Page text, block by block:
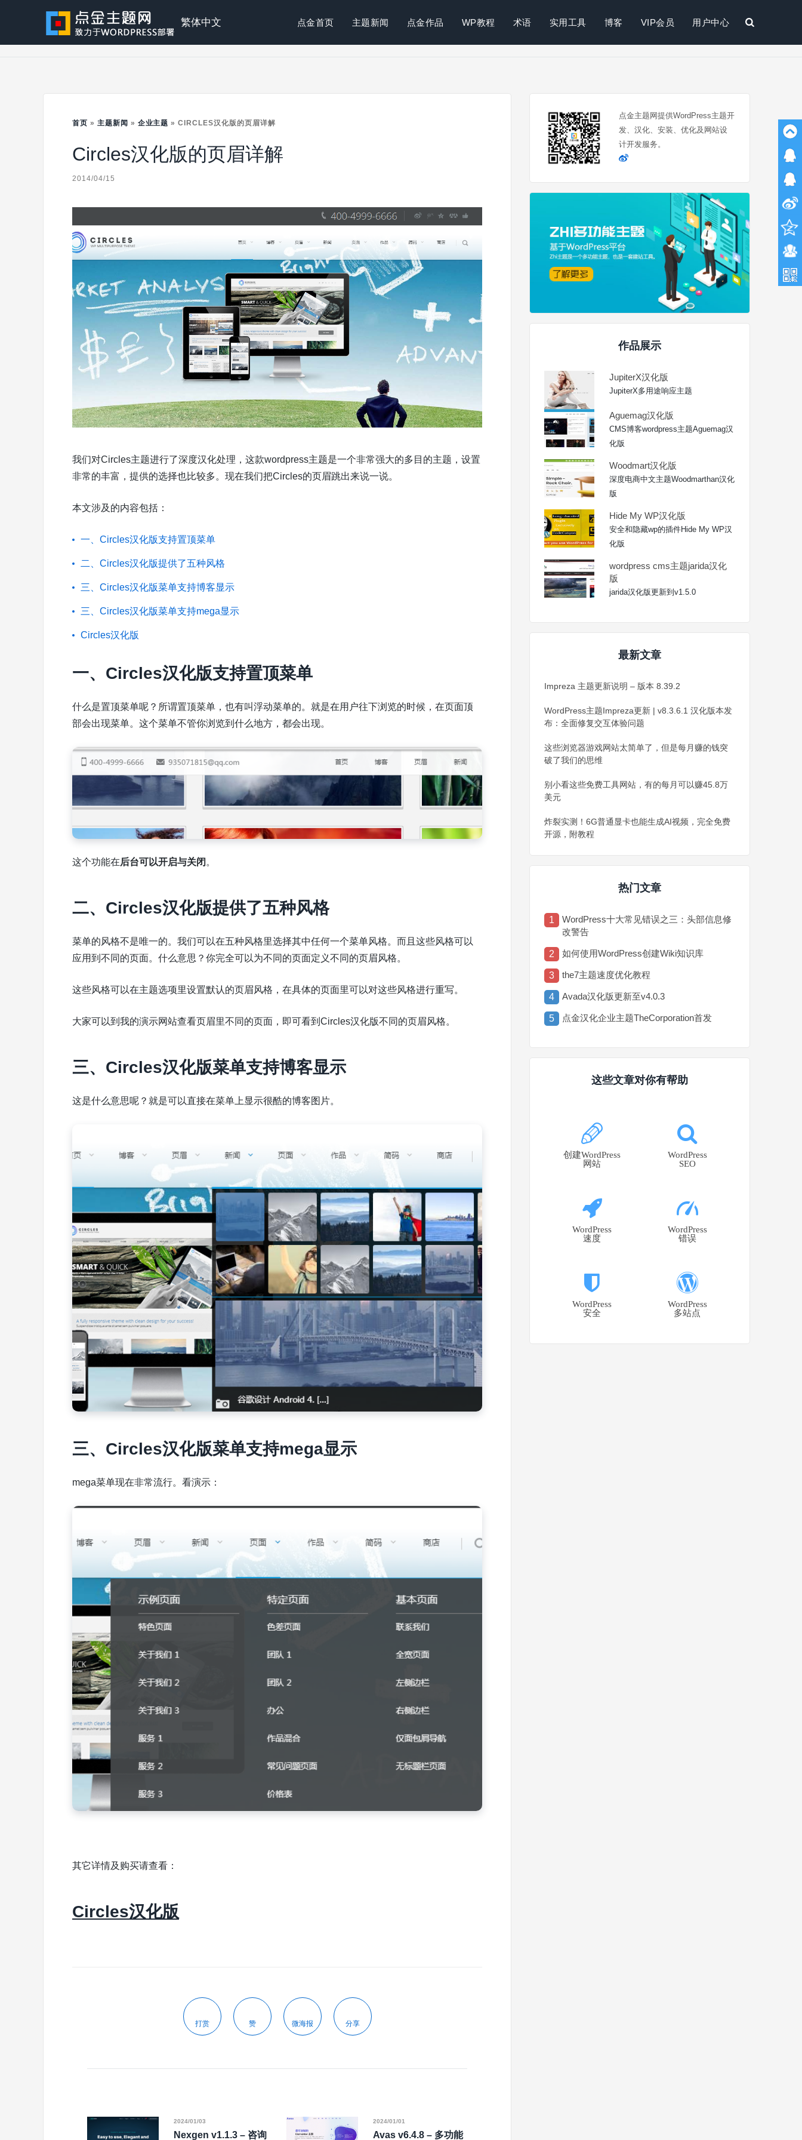
点
题
繁体中文 点金首页 主题新闻 点金作品 WP教程 术语 实用工具 博客 VIP会员 用户中心
首页 » 主题新闻 » 企业主题 »CIRCLES汉化版的页眉详解
Circles汉化版的页眉详解
2014/04/15
我们对Circles主题进行了深度汉化处理，这款wordpress主题是一个非常强大的多目的主题，设置
非常的丰富，提供的选择也比较多。现在我们把Circles的页眉跳出来说一说。
本文涉及的内容包括：
一、Circles汉化版支持置顶菜单
二、Circles汉化版提供了五种风格
三、Circles汉化版菜单支持博客显示
三、Circles汉化版菜单支持mega显示
Circles汉化版
一、Circles汉化版支持置顶菜单
什么是置顶菜单呢？所谓置顶菜单，也有叫浮动菜单的。就是在用户往下浏览的时候，在页面顶
部会出现菜单。这个菜单不管你浏览到什么地方，都会出现。
这个功能在后台可以开启与关闭 。
二、Circles汉化版提供了五种风格
菜单的风格不是唯一的。我们可以在五种风格里选择其中任何一个菜单风格。而且这些风格可以
应用到不同的页面。什么意思？你完全可以为不同的页面定义不同的页眉风格。
这些风格可以在主题选项里设置默认的页眉风格，在具体的页面里可以对这些风格进行重写。
大家可以到我的演示网站查看页眉里不同的页面，即可看到Circles汉化版不同的页眉风格。
三、Circles汉化版菜单支持博客显示
这是什么意思呢？就是可以直接在菜单上显示很酷的博客图片。
三、Circles汉化版菜单支持mega显示
mega菜单现在非常流行。看演示：
其它详情及购买请查看：
Circles汉化版
打赏 赞 微海报 分享
2024/01/03
Nexgen v1.1.3 – 咨询
2024/01/01
Avas v6.4.8 – 多功能
点金主题网提供WordPress主题开
发、汉化、安装、优化及网站设
计开发服务。
作品展示
JupiterX汉化版
JupiterX多用途响应主题
Aguemag汉化版
CMS博客wordpress主题Aguemag汉
化版
Woodmart汉化版
深度电商中文主题Woodmarthan汉化
版
Hide My WP汉化版
安全和隐藏wp的插件Hide My WP汉
化版
wordpress cms主题jarida汉化
版
jarida汉化版更新到v1.5.0
最新文章
Impreza 主题更新说明 – 版本 8.39.2
WordPress主题Impreza更新 | v8.3.6.1 汉化版本发
布：全面修复交互体验问题
这些浏览器游戏网站太简单了，但是每月赚的钱突
破了我们的思维
别小看这些免费工具网站，有的每月可以赚45.8万
美元
炸裂实测！6G普通显卡也能生成AI视频，完全免费
开源，附教程
热门文章
1
WordPress十大常见错误之三：头部信息修
改警告
2 如何使用WordPress创建Wiki知识库
3 the7主题速度优化教程
4 Avada汉化版更新至v4.0.3
5 点金汉化企业主题TheCorporation首发
这些文章对你有帮助
创建WordPress
网站
WordPress
SEO
WordPress
速度
WordPress
错误
WordPress
安全
WordPress
多站点